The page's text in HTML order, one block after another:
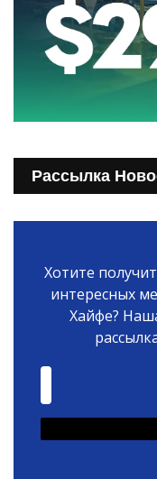
Рассылка
Хотите
интересных
Хайфе?